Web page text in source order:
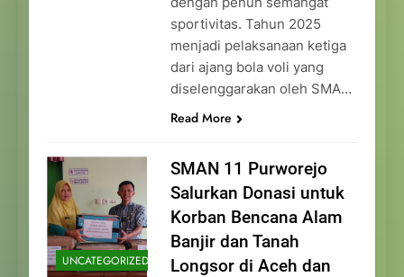
sportivitas. Tahun 2025
menjadi pelaksanaan ketiga
dari ajang bola voli yang
diselenggarakan oleh SMA…
Read More
UNCATEGORIZED
SMAN 11 Purworejo
Salurkan Donasi untuk
Korban Bencana Alam
Banjir dan Tanah
Longsor di Aceh dan